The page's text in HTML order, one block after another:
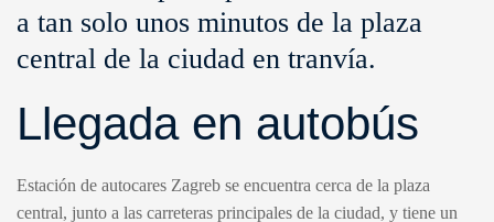
a tan solo unos minutos de la plaza
central de la ciudad en tranvía.
Llegada en autobús
Estación de autocares Zagreb se encuentra cerca de la plaza
central, junto a las carreteras principales de la ciudad, y tiene un